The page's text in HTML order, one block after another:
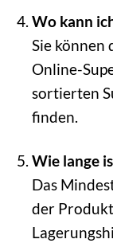
Wo kann
Sie können
Online-
sortierten
finden.
Wie lange
Das
der